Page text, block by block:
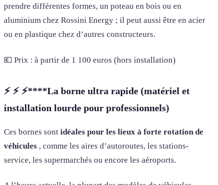
prendre différentes formes, un poteau en bois ou en
aluminium chez Rossini Energy ; il peut aussi être en acier
ou en plastique chez d’autres constructeurs.
💶 Prix : à partir de 1 100 euros (hors installation)
⚡️ ⚡️ ⚡️****La borne ultra rapide (matériel et
installation lourde pour professionnels)
Ces bornes sont idéales pour les lieux à forte rotation de
véhicules , comme les aires d’autoroutes, les stations-
service, les supermarchés ou encore les aéroports.